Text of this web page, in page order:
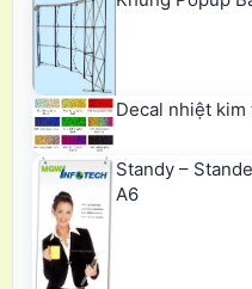
Decal nhiệt kim
Standy –
A6